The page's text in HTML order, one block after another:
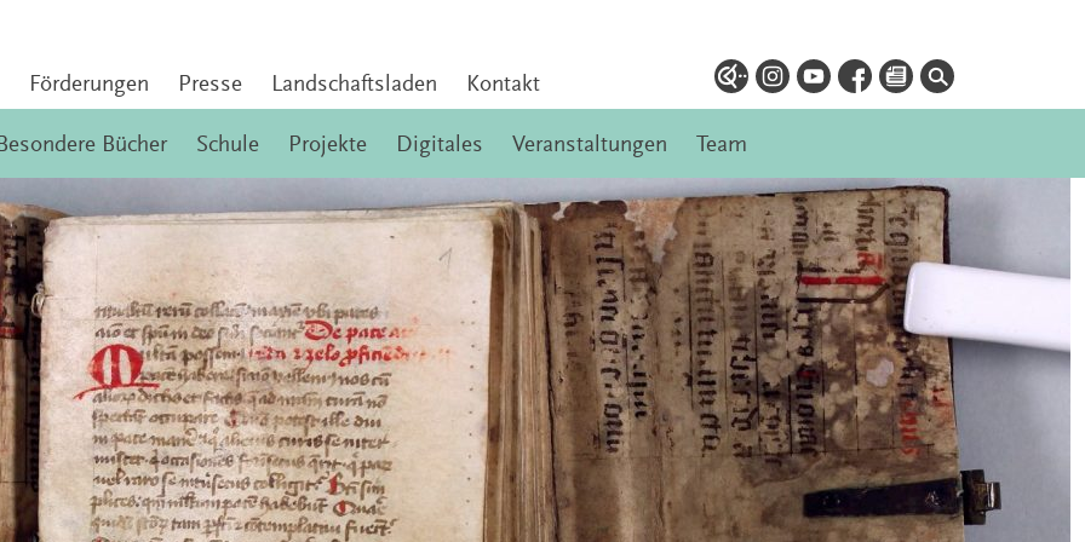
Förderungen Presse Landschaftsladen Kontakt
Bücher Schule Projekte Digitales Veranstaltungen Team